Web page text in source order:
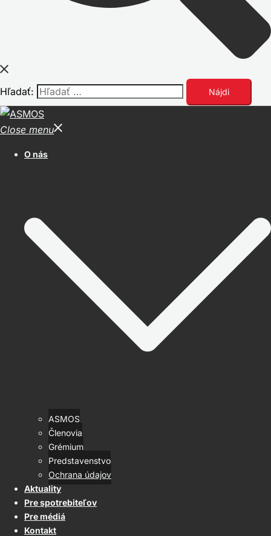
Hľadať:
Close menu
O nás
ASMOS
Členovia
Grémium
Predstavenstvo
Ochrana údajov
Aktuality
Pre spotrebiteľov
Pre médiá
Kontakt